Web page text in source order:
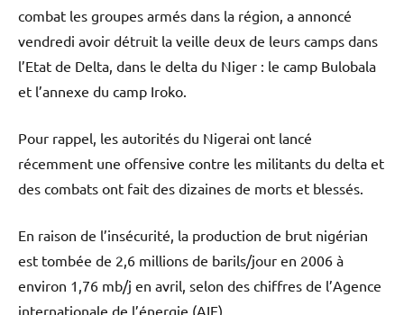
combat les groupes armés dans la région, a annoncé
vendredi avoir détruit la veille deux de leurs camps dans
l’Etat de Delta, dans le delta du Niger : le camp Bulobala
et l’annexe du camp Iroko.
Pour rappel, les autorités du Nigerai ont lancé
récemment une offensive contre les militants du delta et
des combats ont fait des dizaines de morts et blessés.
En raison de l’insécurité, la production de brut nigérian
est tombée de 2,6 millions de barils/jour en 2006 à
environ 1,76 mb/j en avril, selon des chiffres de l’Agence
internationale de l’énergie (AIE).